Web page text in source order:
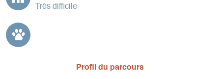
Très difficile
Profil du parcours